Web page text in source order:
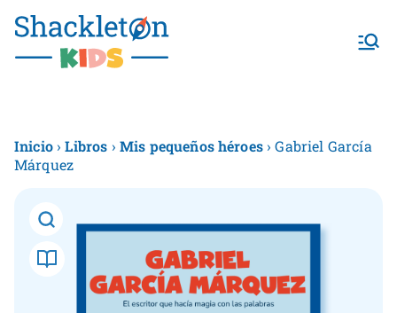
Shackletonk
Inicio›Libros › Mis pequeños héroes› Gabriel García
Márquez